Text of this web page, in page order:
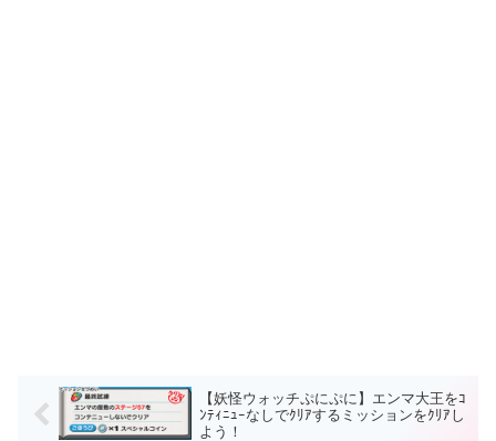
【妖怪ウォッチぷにぷに】エンマ大王をｺ
ﾝﾃｨﾆｭｰなしでｸﾘｱするミッションをｸﾘｱし
よう！